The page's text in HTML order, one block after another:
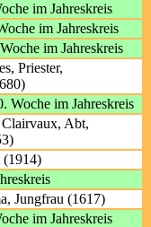
im Jahreskreis
im Jahreskreis
im Jahreskreis
Priester,
Woche im Jahreskreis
Abt,
(1914)
Jungfrau (1617)
im Jahreskreis